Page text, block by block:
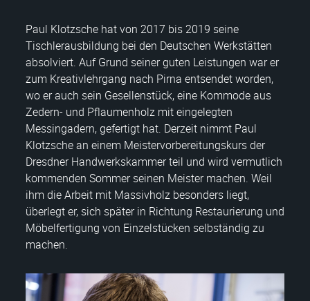
Paul Klotzsche hat von 2017 bis 2019 seine
Tischlerausbildung bei den Deutschen Werkstätten
absolviert. Auf Grund seiner guten Leistungen war er
zum Kreativlehrgang nach Pirna entsendet worden,
wo er auch sein Gesellenstück, eine Kommode aus
Zedern- und Pflaumenholz mit eingelegten
Messingadern, gefertigt hat. Derzeit nimmt Paul
Klotzsche an einem Meistervorbereitungskurs der
Dresdner Handwerkskammer teil und wird vermutlich
kommenden Sommer seinen Meister machen. Weil
ihm die Arbeit mit Massivholz besonders liegt,
überlegt er, sich später in Richtung Restaurierung und
Möbelfertigung von Einzelstücken selbständig zu
machen.